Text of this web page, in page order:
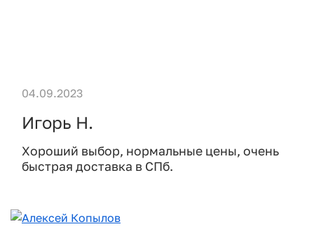
Игорь Н.
Хороший выбор, нормальные цены, очень
быстрая доставка в СПб.
04.09.2023